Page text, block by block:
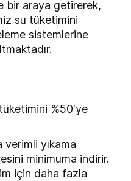
bir araya getirerek,
su tüketimini
sistemlerine
%50'ye
verimli yıkama
minimuma indirir.
için daha fazla